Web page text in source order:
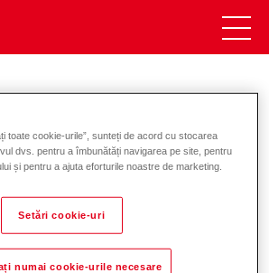
pentru energie și
mediu
toate cookie-urile”, sunteți de acord cu stocarea
dvs. pentru a îmbunătăți navigarea pe site, pentru
și pentru a ajuta eforturile noastre de marketing.
Setări cookie-uri
numai cookie-urile necesare